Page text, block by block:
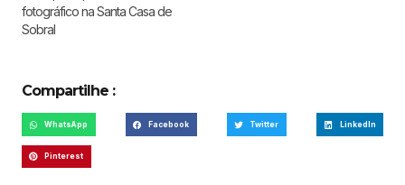
fotográfico na Santa Casa de
Sobral
Compartilhe :
WhatsApp Facebook Twitter LinkedIn
Pinterest